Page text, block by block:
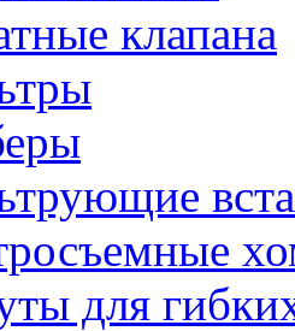
клапана
для